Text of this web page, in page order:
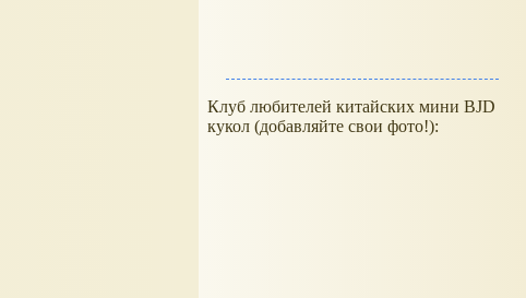
Клуб любителей китайских мини BJD
кукол (добавляйте свои фото!):